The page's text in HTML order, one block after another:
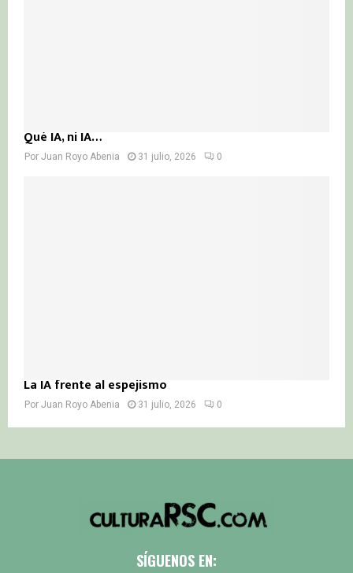
Qué IA, ni IA…
Por Juan Royo Abenia 31 julio, 2026 0
La IA frente al espejismo
Por Juan Royo Abenia 31 julio, 2026 0
SÍGUENOS EN: